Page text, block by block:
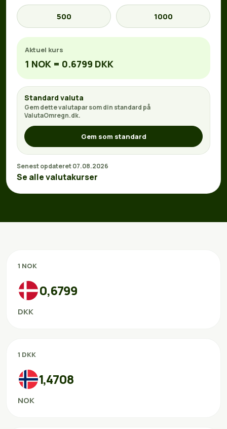
500 1000
Aktuel kurs
1 NOK = 0.6799 DKK
Standard valuta
Gem dette valutapar som din standard på
ValutaOmregn.dk.
Gem som standard
Senest opdateret 07.08.2026
Se alle valutakurser
1 NOK
0,6799
DKK
1 DKK
1,4708
NOK